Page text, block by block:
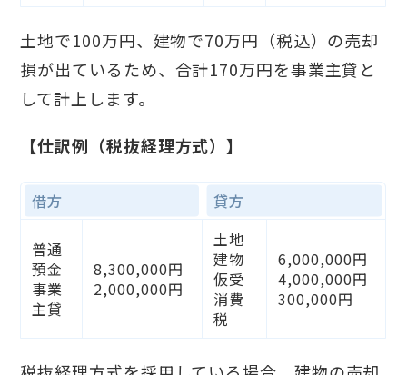
土地で100万円、建物で70万円（税込）の売却
損が出ているため、合計170万円を事業主貸と
して計上します。
【仕訳例（税抜経理方式）】
借方 貸方
普通
預金
事業
主貸
8,300,000円
2,000,000円
土地
建物
仮受
消費
税
6,000,000円
4,000,000円
300,000円